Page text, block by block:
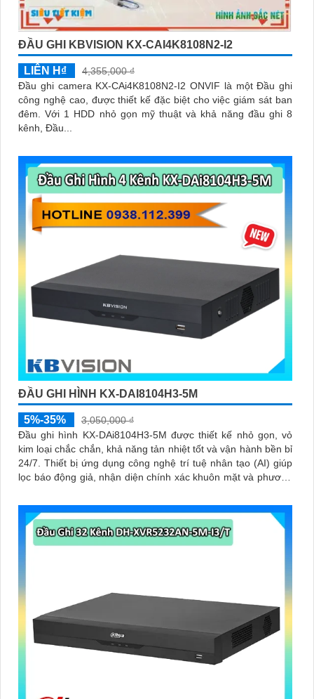
ĐẦU GHI KBVISION KX-CAI4K8108N2-I2
LIÊN H₫
4,355,000 ₫
Đầu ghi camera KX-CAi4K8108N2-I2 ONVIF là một Đầu ghi
công nghệ cao, được thiết kế đặc biệt cho việc giám sát ban
đêm. Với 1 HDD nhỏ gọn mỹ thuật và khả năng đầu ghi 8
kênh, Đầu...
ĐẦU GHI HÌNH KX-DAI8104H3-5M
5%-35%
3,050,000 ₫
Đầu ghi hình KX-DAi8104H3-5M được thiết kế nhỏ gọn, vỏ
kim loại chắc chắn, khả năng tản nhiệt tốt và vận hành bền bỉ
24/7. Thiết bị ứng dụng công nghệ trí tuệ nhân tạo (AI) giúp
lọc báo động giả, nhận diện chính xác khuôn mặt và phương